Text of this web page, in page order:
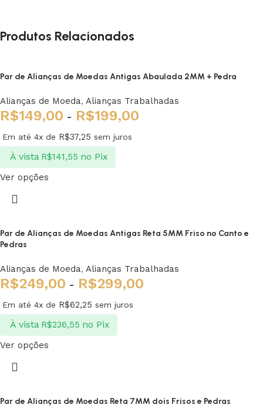
Produtos Relacionados
Par de Alianças de Moedas Antigas Abaulada 2MM + Pedra
Alianças de Moeda, Alianças Trabalhadas
R$149,00 - R$199,00
Em até 4x de R$37,25 sem juros
À vista R$141,55 no Pix
Ver opções
Par de Alianças de Moedas Antigas Reta 5MM Friso no Canto e
Pedras
Alianças de Moeda, Alianças Trabalhadas
R$249,00 - R$299,00
Em até 4x de R$62,25 sem juros
À vista R$236,55 no Pix
Ver opções
Par de Alianças de Moedas Reta 7MM dois Frisos e Pedras